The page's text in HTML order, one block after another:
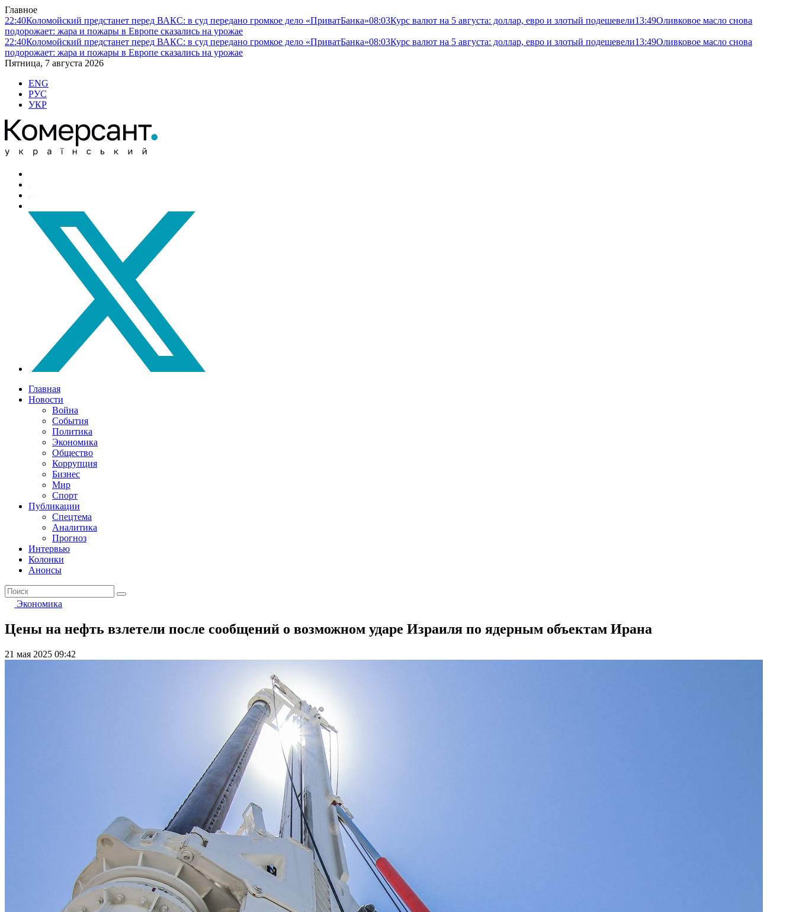
Главное
22:40Коломойский предстанет перед ВАКС: в суд передано громкое дело «ПриватБанка»08:03Курс валют на 5 августа: доллар, евро и злотый подешевели13:49Оливковое масло снова
подорожает: жара и пожары в Европе сказались на урожае
22:40Коломойский предстанет перед ВАКС: в суд передано громкое дело «ПриватБанка»08:03Курс валют на 5 августа: доллар, евро и злотый подешевели13:49Оливковое масло снова
подорожает: жара и пожары в Европе сказались на урожае
Пятница, 7 августа 2026
ENG
РУС
УКР
Главная
Новости
Война
События
Политика
Экономика
Общество
Коррупция
Бизнес
Мир
Спорт
Публикации
Спецтема
Аналитика
Прогноз
Интервью
Колонки
Анонсы
Экономика
Цены на нефть взлетели после сообщений о возможном ударе Израиля по ядерным объектам Ирана
21 мая 2025 09:42